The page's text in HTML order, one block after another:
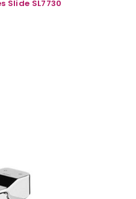
Slide SL7730